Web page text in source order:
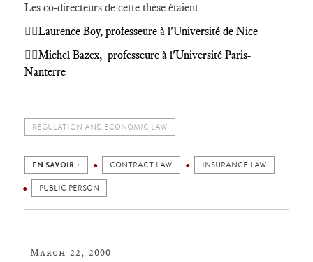
Les co-directeurs de cette thèse étaient
🕴🏻Laurence Boy, professeure à l'Université de Nice
🕴🏻Michel Bazex, professeure à l'Université Paris-
Nanterre
REGULATION AND ECONOMIC LAW
EN SAVOIR + CONTRACT LAW INSURANCE LAW
PUBLIC PERSON
March 22, 2000